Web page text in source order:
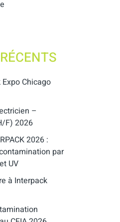
Chicago
–
F) 2026
2026 :
par
UV
à Interpack